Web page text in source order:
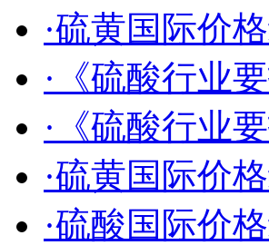
·硫黄国际价
·《硫酸行业
·《硫酸行业
·硫黄国际价
·硫酸国际价